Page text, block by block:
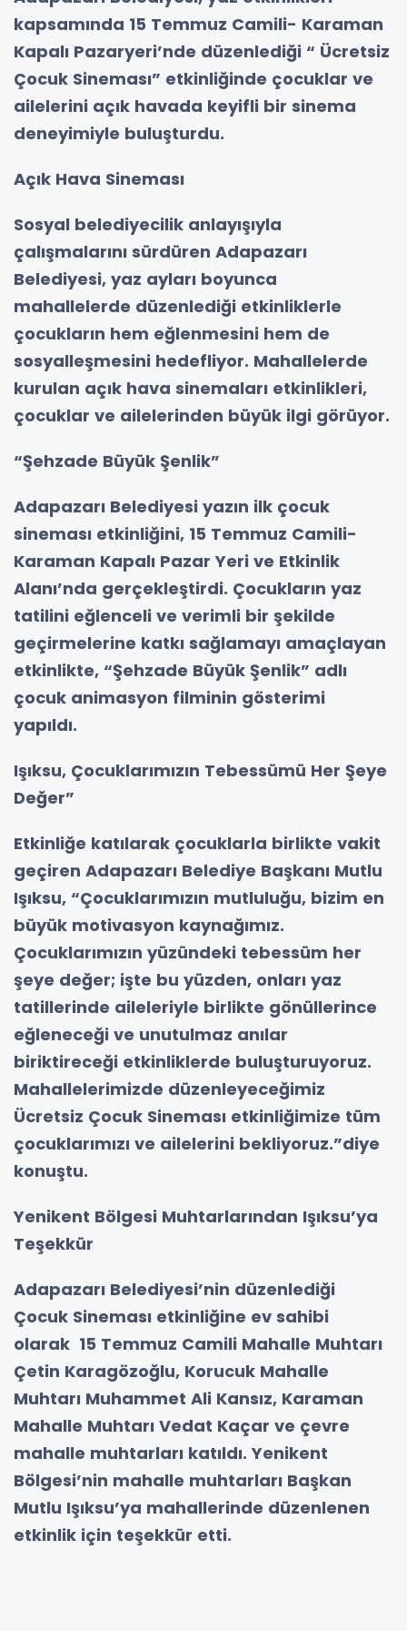
kapsamında 15 Temmuz Camili- Karaman
Kapalı Pazaryeri’nde düzenlediği “ Ücretsiz
Çocuk Sineması” etkinliğinde çocuklar ve
ailelerini açık havada keyifli bir sinema
deneyimiyle buluşturdu.
Açık Hava Sineması
Sosyal belediyecilik anlayışıyla
çalışmalarını sürdüren Adapazarı
Belediyesi, yaz ayları boyunca
mahallelerde düzenlediği etkinliklerle
çocukların hem eğlenmesini hem de
sosyalleşmesini hedefliyor. Mahallelerde
kurulan açık hava sinemaları etkinlikleri,
çocuklar ve ailelerinden büyük ilgi görüyor.
“Şehzade Büyük Şenlik”
Adapazarı Belediyesi yazın ilk çocuk
sineması etkinliğini, 15 Temmuz Camili-
Karaman Kapalı Pazar Yeri ve Etkinlik
Alanı’nda gerçekleştirdi. Çocukların yaz
tatilini eğlenceli ve verimli bir şekilde
geçirmelerine katkı sağlamayı amaçlayan
etkinlikte, “Şehzade Büyük Şenlik” adlı
çocuk animasyon filminin gösterimi
yapıldı.
Işıksu, Çocuklarımızın Tebessümü Her Şeye
Değer”
Etkinliğe katılarak çocuklarla birlikte vakit
geçiren Adapazarı Belediye Başkanı Mutlu
Işıksu, “Çocuklarımızın mutluluğu, bizim en
büyük motivasyon kaynağımız.
Çocuklarımızın yüzündeki tebessüm her
şeye değer; işte bu yüzden, onları yaz
tatillerinde aileleriyle birlikte gönüllerince
eğleneceği ve unutulmaz anılar
biriktireceği etkinliklerde buluşturuyoruz.
Mahallelerimizde düzenleyeceğimiz
Ücretsiz Çocuk Sineması etkinliğimize tüm
çocuklarımızı ve ailelerini bekliyoruz.”diye
konuştu.
Yenikent Bölgesi Muhtarlarından Işıksu’ya
Teşekkür
Adapazarı Belediyesi’nin düzenlediği
Çocuk Sineması etkinliğine ev sahibi
olarak 15 Temmuz Camili Mahalle Muhtarı
Çetin Karagözoğlu, Korucuk Mahalle
Muhtarı Muhammet Ali Kansız, Karaman
Mahalle Muhtarı Vedat Kaçar ve çevre
mahalle muhtarları katıldı. Yenikent
Bölgesi’nin mahalle muhtarları Başkan
Mutlu Işıksu’ya mahallerinde düzenlenen
etkinlik için teşekkür etti.